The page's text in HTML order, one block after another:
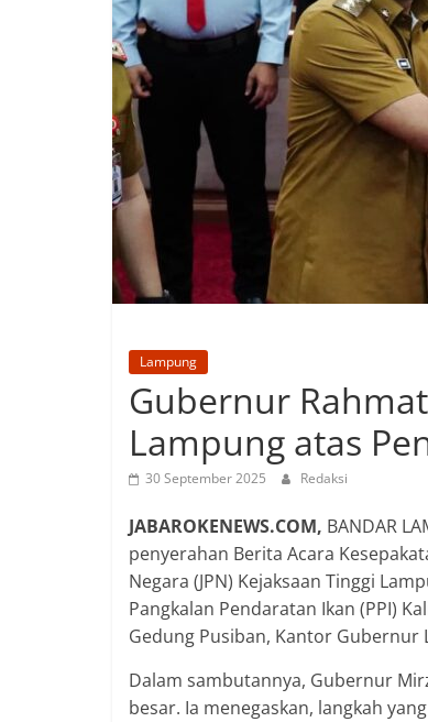
Lampung
Gubernur
Lampung atas
30 September 2025 Redaksi
JABAROKENEWS.COM, BANDAR
penyerahan Berita Acara
Negara (JPN) Kejaksaan Tinggi
Pangkalan Pendaratan Ikan (PPI)
Gedung Pusiban, Kantor Gubernur
Dalam sambutannya, Gubernur
besar. Ia menegaskan, langkah